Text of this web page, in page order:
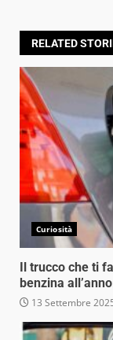
RELATED
Curiosità
Il trucco che ti
benzina
13 Settembre